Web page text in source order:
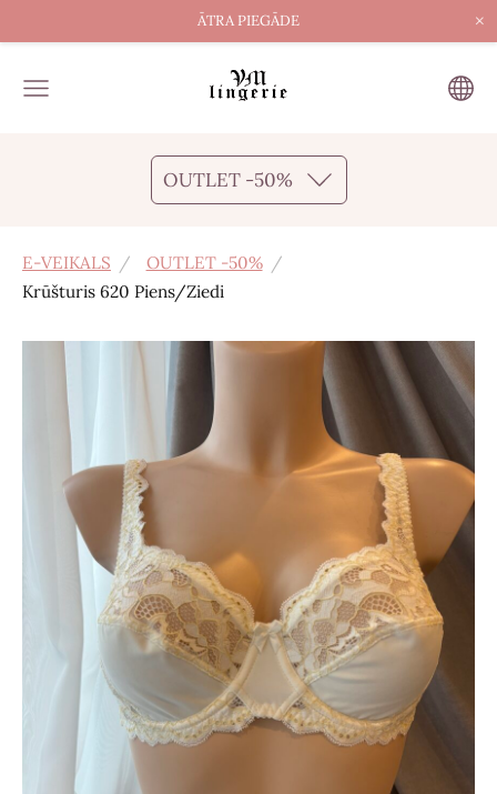
ĀTRA PIEGĀDE ×
OUTLET -50%
E-VEIKALS
OUTLET -50%
Krūšturis 620 Piens/Ziedi